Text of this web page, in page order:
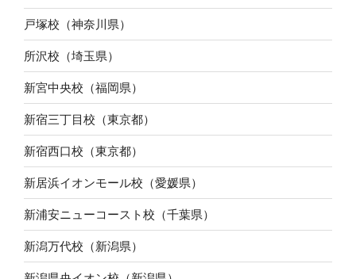
戸塚校（神奈川県）
所沢校（埼玉県）
新宮中央校（福岡県）
新宿三丁目校（東京都）
新宿西口校（東京都）
新居浜イオンモール校（愛媛県）
新浦安ニューコースト校（千葉県）
新潟万代校（新潟県）